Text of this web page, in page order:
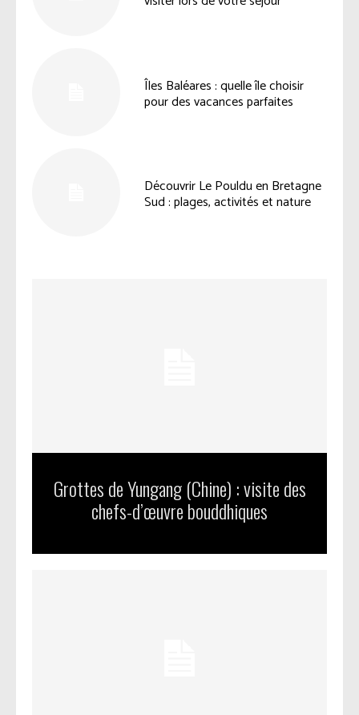
Îles Baléares : quelle île choisir
pour des vacances parfaites
Découvrir Le Pouldu en Bretagne
Sud : plages, activités et nature
Grottes de Yungang (Chine) : visite des
chefs-d’œuvre bouddhiques